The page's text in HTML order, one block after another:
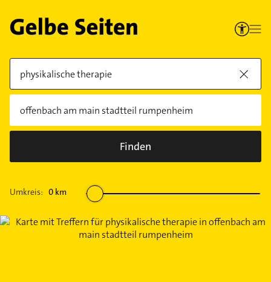
Finden
Umkreis: 0 km